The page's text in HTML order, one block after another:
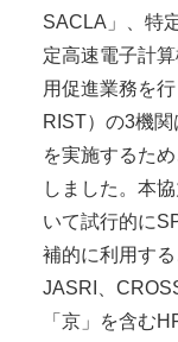
SACLA」、特
定高速電子計
用促進業務を
RIST）の3機
を実施するた
しました。本
いて試行的に
補的に利用す
JASRI、
「京」を含む